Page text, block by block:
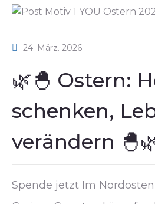
24. März. 2026
🌿🐣 Ostern:
schenken,
verändern
Spende jetzt Im